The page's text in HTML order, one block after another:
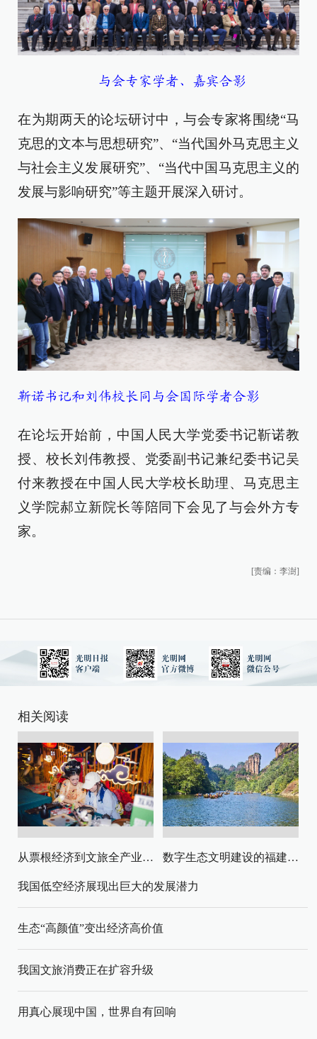
与会专家学者、嘉宾合影
在为期两天的论坛研讨中，与会专家将围绕“马
克思的文本与思想研究”、“当代国外马克思主义
与社会主义发展研究”、“当代中国马克思主义的
发展与影响研究”等主题开展深入研讨。
靳诺书记和刘伟校长同与会国际学者合影
在论坛开始前，中国人民大学党委书记靳诺教
授、校长刘伟教授、党委副书记兼纪委书记吴
付来教授在中国人民大学校长助理、马克思主
义学院郝立新院长等陪同下会见了与会外方专
家。
[责编：李澍]
相关阅读
从票根经济到文旅全产业链升级 数字生态文明建设的福建路径与启示
我国低空经济展现出巨大的发展潜力
生态“高颜值”变出经济高价值
我国文旅消费正在扩容升级
用真心展现中国，世界自有回响